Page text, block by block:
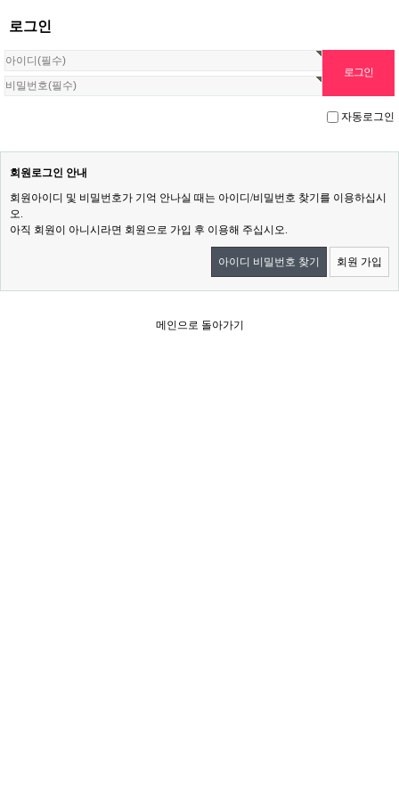
로그인
자동로그인
회원로그인 안내
회원아이디 및 비밀번호가 기억 안나실 때는 아이디/비밀번호 찾기를 이용하십시
오.
아직 회원이 아니시라면 회원으로 가입 후 이용해 주십시오.
아이디 비밀번호 찾기 회원 가입
메인으로 돌아가기